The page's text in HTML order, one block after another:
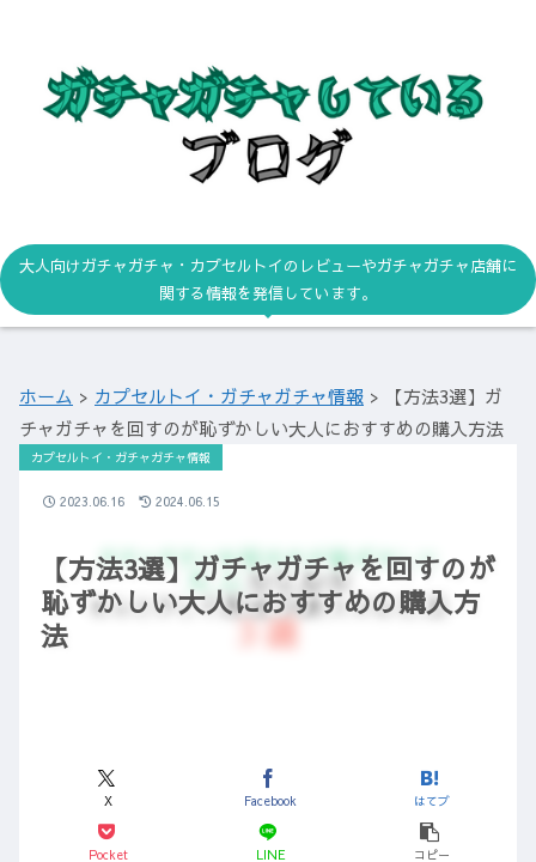
大人向けガチャガチャ・カプセルトイのレビューやガチャガチャ店舗に
関する情報を発信しています。
ホーム > カプセルトイ・ガチャガチャ情報 >
【方法3選】ガ
チャガチャを回すのが恥ずかしい大人におすすめの購入方法
【方法3選】ガチャガチャを回すのが
恥ずかしい大人におすすめの購入方
法
カプセルトイ・ガチャガチャ情報
X Facebook はてブ
Pocket LINE コピー
2023.06.16 2024.06.15